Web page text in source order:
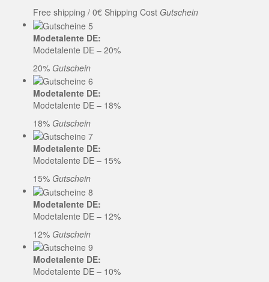
Free shipping / 0€ Shipping Cost Gutschein
Modetalente DE:
Modetalente DE – 20%
20% Gutschein
Modetalente DE:
Modetalente DE – 18%
18% Gutschein
Modetalente DE:
Modetalente DE – 15%
15% Gutschein
Modetalente DE:
Modetalente DE – 12%
12% Gutschein
Modetalente DE:
Modetalente DE – 10%